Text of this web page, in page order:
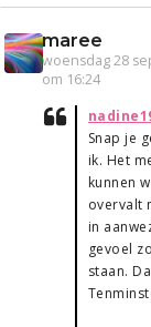
maree
woensdag 28
om 16:24
Snap je
ik. Het
kunnen
overvalt
in
gevoel
staan.